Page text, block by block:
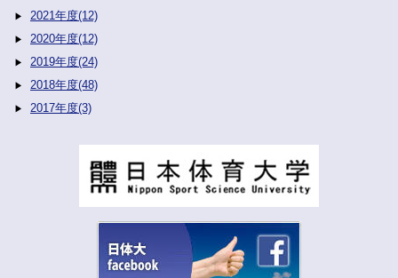
2021年度(12)
2020年度(12)
2019年度(24)
2018年度(48)
2017年度(3)